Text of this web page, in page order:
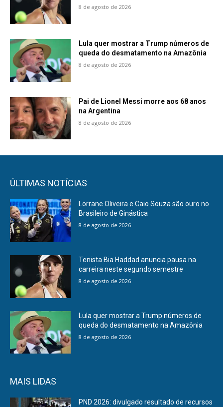
8 de agosto de 2026
Lula quer mostrar a Trump números de
queda do desmatamento na Amazônia
8 de agosto de 2026
Pai de Lionel Messi morre aos 68 anos
na Argentina
8 de agosto de 2026
ÚLTIMAS NOTÍCIAS
Lorrane Oliveira e Caio Souza são ouro no
Brasileiro de Ginástica
8 de agosto de 2026
Tenista Bia Haddad anuncia pausa na
carreira neste segundo semestre
8 de agosto de 2026
Lula quer mostrar a Trump números de
queda do desmatamento na Amazônia
8 de agosto de 2026
MAIS LIDAS
PND 2026: divulgado resultado de recursos